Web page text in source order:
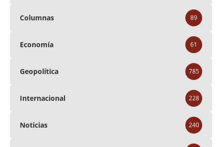
Columnas 89
Economía 61
Geopolítica 785
Internacional 228
Noticias 240